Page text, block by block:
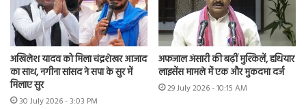
अखिलेश यादव को मिला चंद्रशेखर आजाद
का साथ, नगीना सांसद ने सपा के सुर में
मिलाए सुर
30 July 2026 - 3:03 PM
अफजाल अंसारी की बढ़ीं मुश्किलें, हथियार
लाइसेंस मामले में एक और मुकदमा दर्ज
29 July 2026 - 10:15 AM